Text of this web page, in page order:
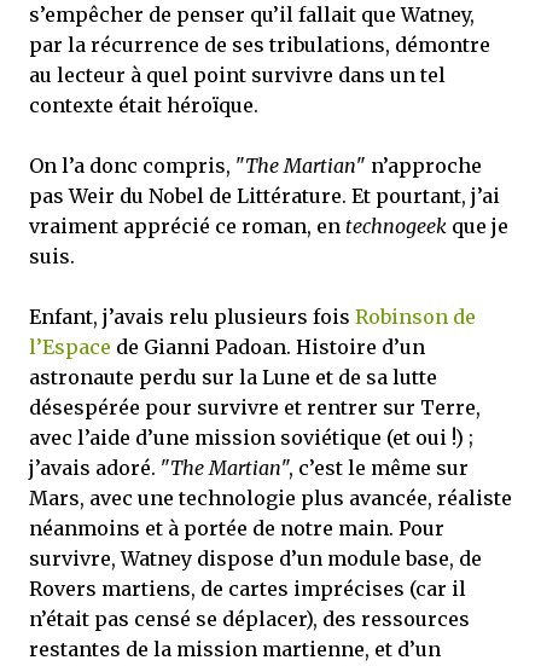
s’empêcher de penser qu’il fallait que Watney,
par la récurrence de ses tribulations, démontre
au lecteur à quel point survivre dans un tel
contexte était héroïque.
On l’a donc compris, "The Martian" n’approche
pas Weir du Nobel de Littérature. Et pourtant, j’ai
vraiment apprécié ce roman, en technogeek que je
suis.
Enfant, j’avais relu plusieurs fois Robinson de
l’Espace de Gianni Padoan. Histoire d’un
astronaute perdu sur la Lune et de sa lutte
désespérée pour survivre et rentrer sur Terre,
avec l’aide d’une mission soviétique (et oui !) ;
j’avais adoré. "The Martian", c’est le même sur
Mars, avec une technologie plus avancée, réaliste
néanmoins et à portée de notre main. Pour
survivre, Watney dispose d’un module base, de
Rovers martiens, de cartes imprécises (car il
n’était pas censé se déplacer), des ressources
restantes de la mission martienne, et d’un